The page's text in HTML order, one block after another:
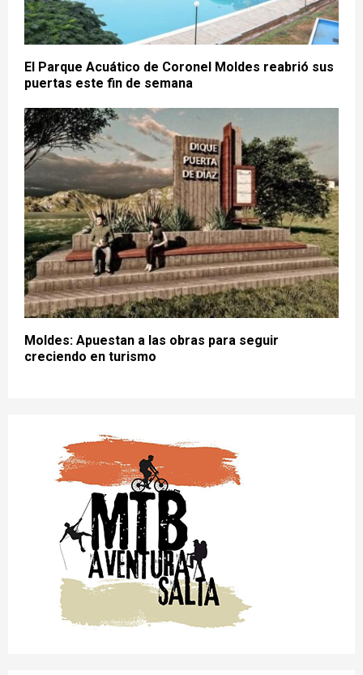
El Parque Acuático de Coronel Moldes reabrió sus
puertas este fin de semana
Moldes: Apuestan a las obras para seguir
creciendo en turismo